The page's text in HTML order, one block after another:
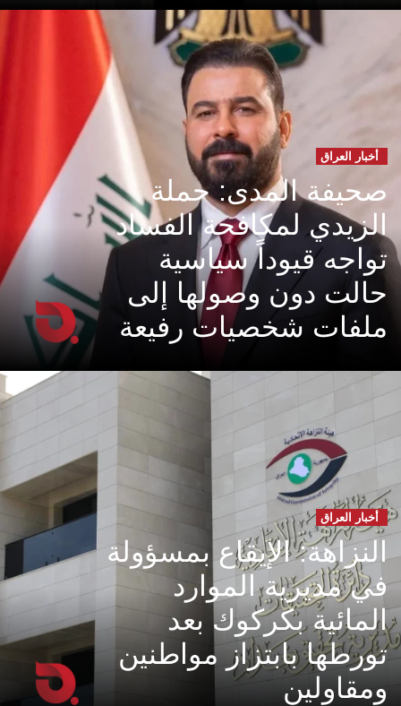
أخبار العراق
صحيفة المدى: حملة
الزيدي لمكافحة الفساد
تواجه قيوداً سياسية
حالت دون وصولها إلى
ملفات شخصيات رفيعة
أخبار العراق
النزاهة: الإيقاع بمسؤولة
في مديرية الموارد
المائية بكركوك بعد
تورطها بابتزاز مواطنين
ومقاولين